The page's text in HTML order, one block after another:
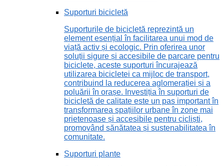
Suporturi bicicletă
Suporturile de bicicletă reprezintă un
element esențial în facilitarea unui mod de
viață activ și ecologic. Prin oferirea unor
soluții sigure și accesibile de parcare pentru
biciclete, aceste suporturi încurajează
utilizarea bicicletei ca mijloc de transport,
contribuind la reducerea aglomerației și a
poluării în orașe. Investiția în suporturi de
bicicletă de calitate este un pas important în
transformarea spațiilor urbane în zone mai
prietenoase și accesibile pentru cicliști,
promovând sănătatea și sustenabilitatea în
comunitate.
Suporturi plante